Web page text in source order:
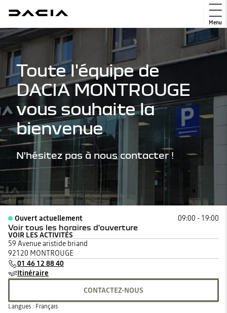
Menu
Toute l'équipe de
DACIA MONTROUGE
vous souhaite la
bienvenue
N'hésitez pas à nous contacter !
Ouvert actuellement 09:00 - 19:00
Voir tous les horaires d'ouverture
lundi
09:00 - 19:00
mardi
mercredi
jeudi
vendredi
VOIR LES ACTIVITÉS
59 Avenue aristide briand
92120 MONTROUGE
01 46 12 88 40
Itinéraire
CONTACTEZ-NOUS
Langues : Français